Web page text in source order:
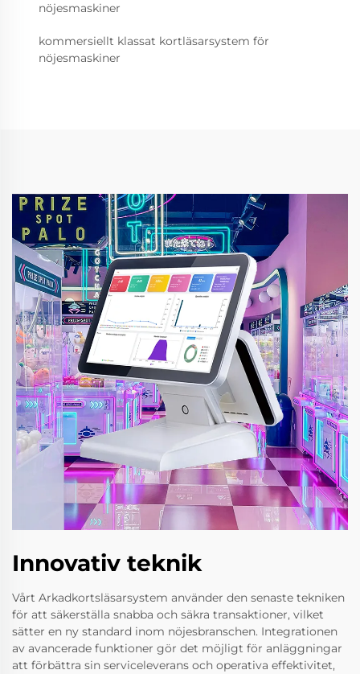
nöjesmaskiner
kommersiellt klassat kortläsarsystem för
nöjesmaskiner
Innovativ teknik
Vårt Arkadkortsläsarsystem använder den senaste tekniken
för att säkerställa snabba och säkra transaktioner, vilket
sätter en ny standard inom nöjesbranschen. Integrationen
av avancerade funktioner gör det möjligt för anläggningar
att förbättra sin serviceleverans och operativa effektivitet,